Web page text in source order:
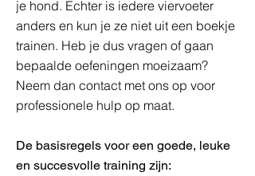
je hond. Echter is iedere viervoeter
anders en kun je ze niet uit een boekje
trainen. Heb je dus vragen of gaan
bepaalde oefeningen moeizaam?
Neem dan contact met ons op voor
professionele hulp op maat.
De basisregels voor een goede, leuke
en succesvolle training zijn: